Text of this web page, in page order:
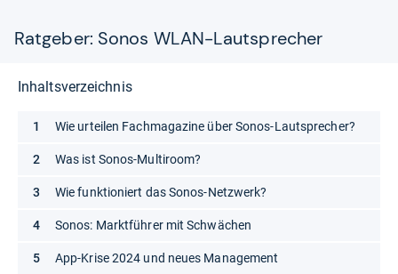
Ratgeber: Sonos WLAN-Lautsprecher
Inhaltsverzeichnis
Wie urteilen Fachmagazine über Sonos-Lautsprecher?
Was ist Sonos-Multiroom?
Wie funktioniert das Sonos-Netzwerk?
Sonos: Marktführer mit Schwächen
App-Krise 2024 und neues Management